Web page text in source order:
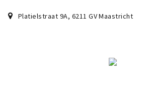
Inloggen
Platielstraat 9A, 6211 GVMaastricht